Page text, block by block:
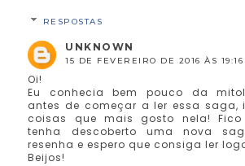
RESPOSTAS
UNKNOWN
15 DE FEVEREIRO DE 2016 ÀS 19:16
Oi!
Eu conhecia bem pouco da
antes de começar a ler essa saga,
coisas que mais gosto nela!
tenha descoberto uma nova
resenha e espero que consiga ler
Beijos!